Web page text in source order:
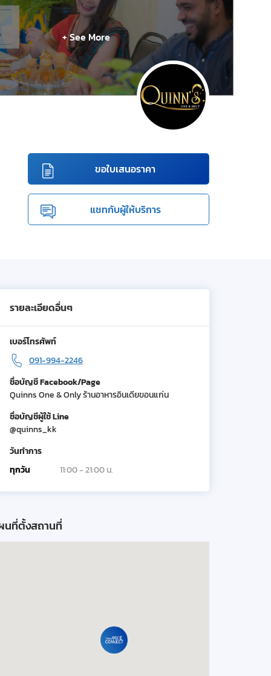
+ See More
ขอใบเสนอราคา
แชทกับผู้ให้บริการ
รายละเอียดอื่นๆ
เบอร์โทรศัพท์
091-994-2246
ชื่อบัญชี Facebook/Page
Quinns One & Only ร้านอาหารอินเดียขอนแก่น
ชื่อบัญชีผู้ใช้ Line
@quinns_kk
วันทำการ
ทุกวัน
11:00 - 21:00 น.
นที่ตั้งสถานที่